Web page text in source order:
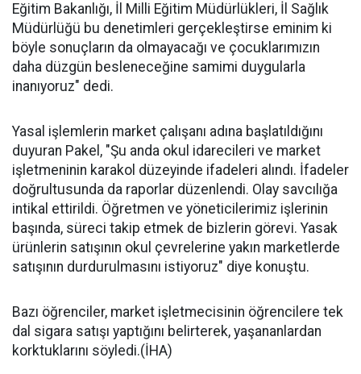
Eğitim Bakanlığı, İl Milli Eğitim Müdürlükleri, İl Sağlık
Müdürlüğü bu denetimleri gerçekleştirse eminim ki
böyle sonuçların da olmayacağı ve çocuklarımızın
daha düzgün besleneceğine samimi duygularla
inanıyoruz" dedi.
Yasal işlemlerin market çalışanı adına başlatıldığını
duyuran Pakel, "Şu anda okul idarecileri ve market
işletmeninin karakol düzeyinde ifadeleri alındı. İfadeler
doğrultusunda da raporlar düzenlendi. Olay savcılığa
intikal ettirildi. Öğretmen ve yöneticilerimiz işlerinin
başında, süreci takip etmek de bizlerin görevi. Yasak
ürünlerin satışının okul çevrelerine yakın marketlerde
satışının durdurulmasını istiyoruz" diye konuştu.
Bazı öğrenciler, market işletmecisinin öğrencilere tek
dal sigara satışı yaptığını belirterek, yaşananlardan
korktuklarını söyledi.(İHA)